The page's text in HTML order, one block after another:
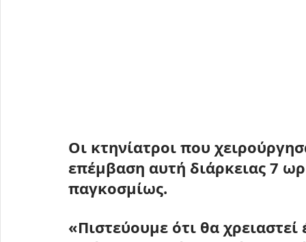
Οι κτηνίατροι που
επέμβαση αυτή διάρκειας 7
παγκοσμίως.
«Πιστεύουμε ότι θα